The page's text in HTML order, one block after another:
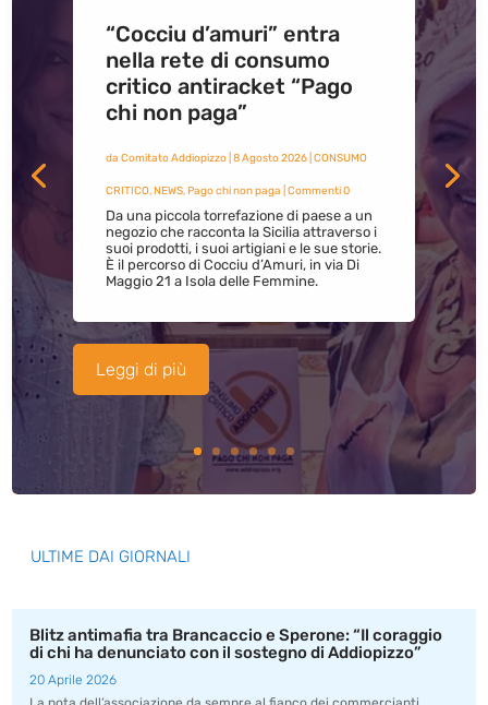
“Cocciu d’amuri” entra
nella rete di consumo
critico antiracket “Pago
chi non paga”
da Comitato Addiopizzo| 8 Agosto 2026| CONSUMO
CRITICO,NEWS,Pago chi non paga | Commenti 0
Da una piccola torrefazione di paese a un
negozio che racconta la Sicilia attraverso i
suoi prodotti, i suoi artigiani e le sue storie.
È il percorso di Cocciu d’Amuri, in via Di
Maggio 21 a Isola delle Femmine.
Leggi di più
ULTIME DAI GIORNALI
Blitz antimafia tra Brancaccio e Sperone: “Il coraggio
di chi ha denunciato con il sostegno di Addiopizzo”
20 Aprile 2026